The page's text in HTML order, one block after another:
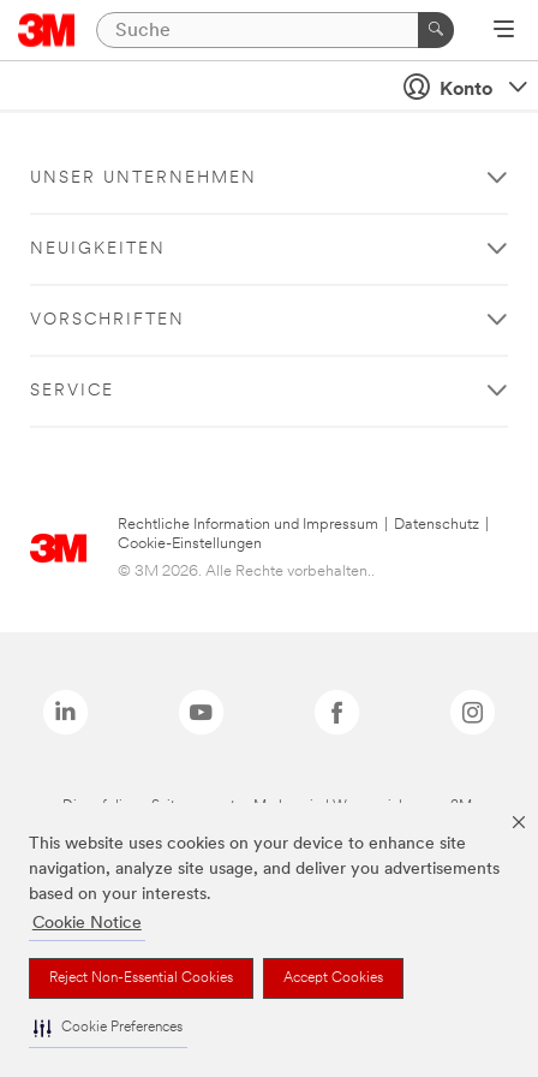
This website uses cookies on your device to enhance site
navigation, analyze site usage, and deliver you advertisements
based on your interests.
Cookie Notice
Reject Non-Essential Cookies Accept Cookies
Cookie Preferences
Konto
UNSER UNTERNEHMEN
NEUIGKEITEN
VORSCHRIFTEN
SERVICE
Rechtliche Information und Impressum Datenschutz
Cookie-Einstellungen
© 3M 2026. Alle Rechte vorbehalten..
Die auf dieser Seite genannten Marken sind Warenzeichen von 3M.